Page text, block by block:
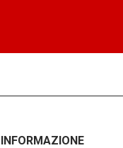
INFORMAZIONE